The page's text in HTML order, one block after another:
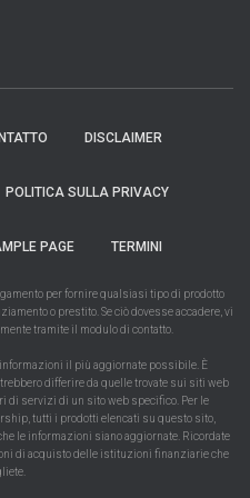
DISCLAIMER
POLITICA SULLA PRIVACY
PAGE TERMINI
per fornire qualsiasi tipo di prodotto
o prestito. Se ciò dovesse accadere, vi
tramite il modulo di contatto.
il più aggiornate possibile. È
differire da quelle trovate sui siti web
servizi di un sito web specifico. Per le
tutti i prodotti elencati su questo sito,
le informazioni siano aggiornate. Ricordate
di acquisto delle istituzioni finanziarie che